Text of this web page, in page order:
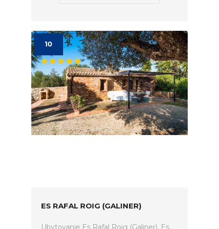
10
ES RAFAL ROIG (GALINER)
Ubytovanie Es Rafal Roig (Galiner). Es